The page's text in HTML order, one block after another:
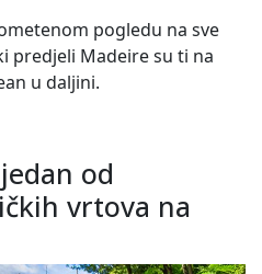
pogledu na sve
predjeli Madeire su ti na
u daljini.
od
vrtova na